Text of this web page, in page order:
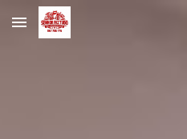
Skip to main content